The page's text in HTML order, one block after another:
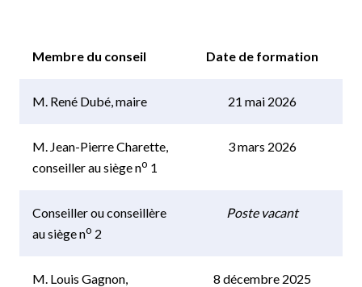
Membre du conseil Date de formation
M. René Dubé, maire 21 mai 2026
M. Jean-Pierre Charette,
conseiller au siège no 1
3 mars 2026
Conseiller ou conseillère
au siège no 2
Poste vacant
M. Louis Gagnon,
8 décembre 2025